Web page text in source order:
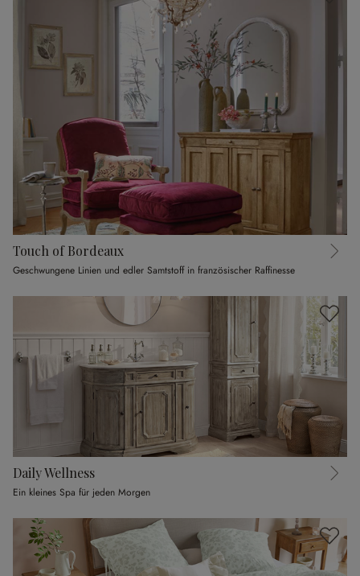
Touch of Bordeaux
Geschwungene Linien und edler Samtstoff in französischer Raffinesse
Daily Wellness
Ein kleines Spa für jeden Morgen